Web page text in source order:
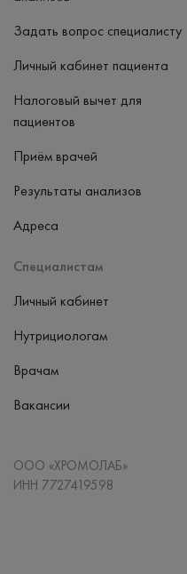
Задать вопрос специалисту
Личный кабинет пациента
Налоговый вычет для
пациентов
Приём врачей
Результаты анализов
Адреса
Специалистам
Личный кабинет
Нутрициологам
Врачам
Вакансии
ООО «ХРОМОЛАБ»
ИНН 7727419598